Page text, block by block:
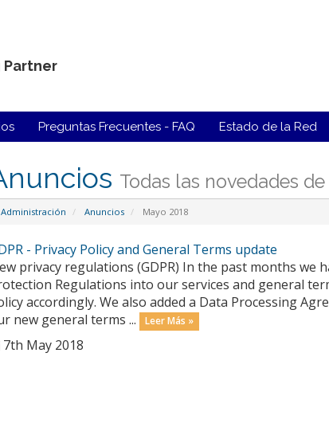
Partner
Preguntas Frecuentes - FAQ Estado de la Red
Todas las novedades de
Administración Anuncios Mayo 2018
- Privacy Policy and General Terms update
privacy regulations (GDPR) In the past months we
Regulations into our services and general
accordingly. We also added a Data Processing
new general terms ...
Leer Más »
7th May 2018